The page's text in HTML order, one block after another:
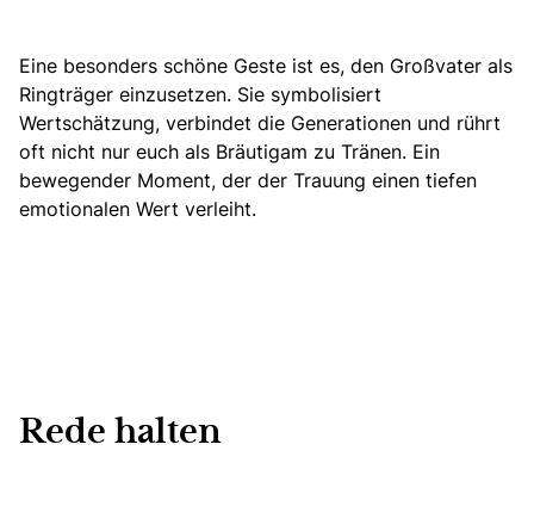
Eine besonders schöne Geste ist es, den Großvater als
Ringträger einzusetzen. Sie symbolisiert
Wertschätzung, verbindet die Generationen und rührt
oft nicht nur euch als Bräutigam zu Tränen. Ein
bewegender Moment, der der Trauung einen tiefen
emotionalen Wert verleiht.
Rede halten